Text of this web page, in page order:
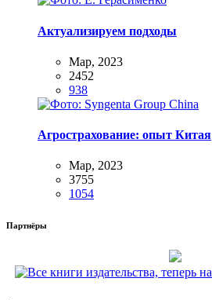
Актуализируем подходы
Мар, 2023
2452
938
Агрострахование: опыт Китая
Мар, 2023
3755
1054
Партнёры